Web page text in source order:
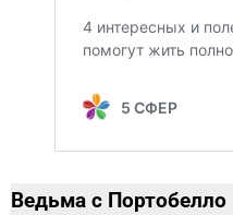
Ведьма с Портобелло